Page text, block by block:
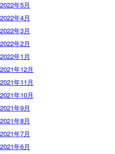
2022年5月
2022年4月
2022年3月
2022年2月
2022年1月
2021年12月
2021年11月
2021年10月
2021年9月
2021年8月
2021年7月
2021年6月